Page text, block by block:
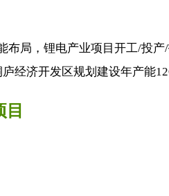
局，锂电产业项目开工/投
经济开发区规划建设年产能